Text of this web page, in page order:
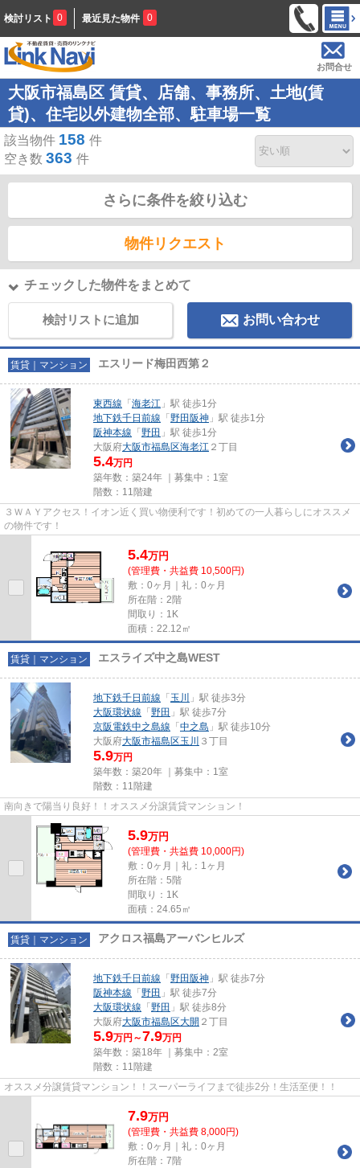
検討リスト 0 最近見た物件 0
お問合せ
大阪市福島区 賃貸、店舗、事務所、土地(賃
貸)、住宅以外建物全部、駐車場一覧
該当物件 158 件
空き数 363 件
さらに条件を絞り込む
物件リクエスト
チェックした物件をまとめて
検討リストに追加 お問い合わせ
賃貸｜マンション エスリード梅田西第２
東西線 「 海老江 」駅 徒歩1分
地下鉄千日前線 「 野田阪神 」駅 徒歩1分
阪神本線 「 野田 」駅 徒歩1分
大阪府大阪市福島区海老江 ２丁目
5.4万円
築年数：築24年 ｜募集中： 1室
階数：11階建
３ＷＡＹアクセス！イオン近く買い物便利です！初めての一人暮らしにオススメ
の物件です！
5.4万円
(管理費・共益費 10,500円)
敷：0ヶ月｜礼：0ヶ月
所在階：2階
間取り：1K
面積：22.12㎡
賃貸｜マンション エスライズ中之島WEST
地下鉄千日前線 「 玉川
」駅 徒歩3分
大阪環状線 「 野田 」駅 徒歩7分
京阪電鉄中之島線 「 中之島 」駅 徒歩10分
大阪府大阪市福島区玉川 ３丁目
5.9万円
築年数：築20年 ｜募集中： 1室
階数：11階建
南向きで陽当り良好！！オススメ分譲賃貸マンション！
5.9万円
(管理費・共益費 10,000円)
敷：0ヶ月｜礼：1ヶ月
所在階：5階
間取り：1K
面積：24.65㎡
賃貸｜マンション アクロス福島アーバンヒルズ
地下鉄千日前線 「 野田阪神 」駅 徒歩7分
阪神本線 「 野田 」駅 徒歩7分
大阪環状線 「 野田 」駅 徒歩8分
大阪府大阪市福島区大開 ２丁目
5.9万円～7.9万円
築年数：築18年 ｜募集中： 2室
階数：11階建
オススメ分譲賃貸マンション！！スーパーライフまで徒歩2分！生活至便！！
7.9万円
(管理費・共益費 8,000円)
敷：0ヶ月｜礼：0ヶ月
所在階：7階